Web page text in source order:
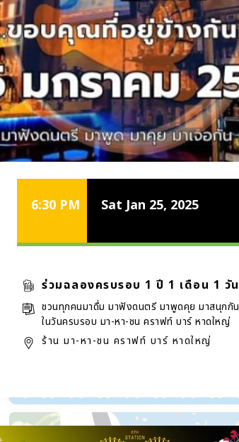
6:30 PM Sat Jan 25, 2025
ร่วมฉลองครบรอบ 1 ปี 1 เดือน 1 วัน
ชวนทุกคนมาดื่ม มาฟังดนตรี มาพูดคุย มาสนุกกัน
ในวันครบรอบ มา-หา-ชน คราฟท์ บาร์ หาดใหญ่
ร้าน มา-หา-ชน คราฟท์ บาร์ หาดใหญ่